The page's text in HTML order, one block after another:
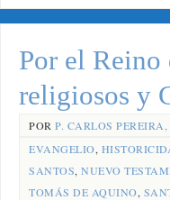
Por el
religiosos y
PORP. CARLOS
EVANGELIO,
SANTOS,NUEVO
TOMÁS DE AQUINO,